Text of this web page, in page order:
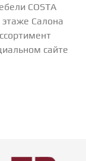
COSTA
этаже Салона
сайте